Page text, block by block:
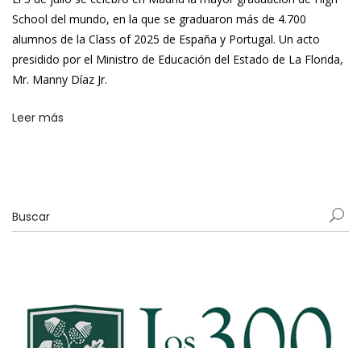
School del mundo, en la que se graduaron más de 4.700
alumnos de la Class of 2025 de España y Portugal. Un acto
presidido por el Ministro de Educación del Estado de La Florida,
Mr. Manny Díaz Jr.
Leer más